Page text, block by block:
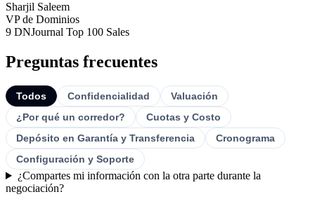
Sharjil Saleem
VP de Dominios
9 DNJournal Top 100 Sales
Preguntas frecuentes
Todos Confidencialidad
Valuación
¿Por qué un corredor?
Cuotas y Costo
Depósito en Garantía y Transferencia
Cronograma
Configuración y Soporte
¿Compartes mi información con la otra parte durante la
negociación?